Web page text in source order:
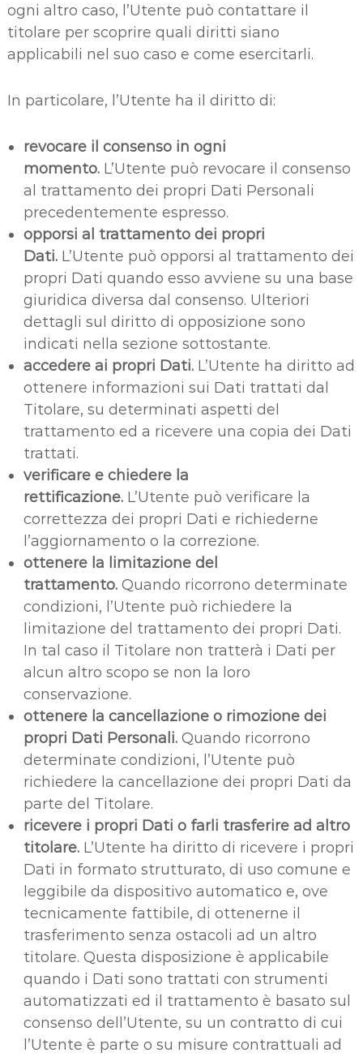
ogni altro caso, l’Utente può contattare il
titolare per scoprire quali diritti siano
applicabili nel suo caso e come esercitarli.
In particolare, l’Utente ha il diritto di:
revocare il consenso in ogni
momento.L’Utente può revocare il consenso
al trattamento dei propri Dati Personali
precedentemente espresso.
opporsi al trattamento dei propri
Dati.L’Utente può opporsi al trattamento dei
propri Dati quando esso avviene su una base
giuridica diversa dal consenso. Ulteriori
dettagli sul diritto di opposizione sono
indicati nella sezione sottostante.
accedere ai propri Dati.L’Utente ha diritto ad
ottenere informazioni sui Dati trattati dal
Titolare, su determinati aspetti del
trattamento ed a ricevere una copia dei Dati
trattati.
verificare e chiedere la
rettificazione.L’Utente può verificare la
correttezza dei propri Dati e richiederne
l’aggiornamento o la correzione.
ottenere la limitazione del
trattamento.Quando ricorrono determinate
condizioni, l’Utente può richiedere la
limitazione del trattamento dei propri Dati.
In tal caso il Titolare non tratterà i Dati per
alcun altro scopo se non la loro
conservazione.
ottenere la cancellazione o rimozione dei
propri Dati Personali.Quando ricorrono
determinate condizioni, l’Utente può
richiedere la cancellazione dei propri Dati da
parte del Titolare.
ricevere i propri Dati o farli trasferire ad altro
titolare.L’Utente ha diritto di ricevere i propri
Dati in formato strutturato, di uso comune e
leggibile da dispositivo automatico e, ove
tecnicamente fattibile, di ottenerne il
trasferimento senza ostacoli ad un altro
titolare. Questa disposizione è applicabile
quando i Dati sono trattati con strumenti
automatizzati ed il trattamento è basato sul
consenso dell’Utente, su un contratto di cui
l’Utente è parte o su misure contrattuali ad